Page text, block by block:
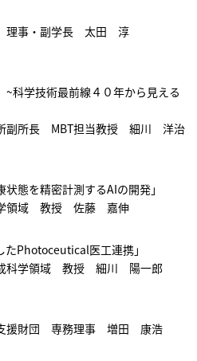
理事・副学長 太田 淳
科学技術最前線４０年から見える
副所長 MBT担当教授 細川 洋治
状態を精密計測するAIの開発」
領域 教授 佐藤 嘉伸
たPhotoceutical医工連携」
科学領域 教授 細川 陽一郎
支援財団 専務理事 増田 康浩